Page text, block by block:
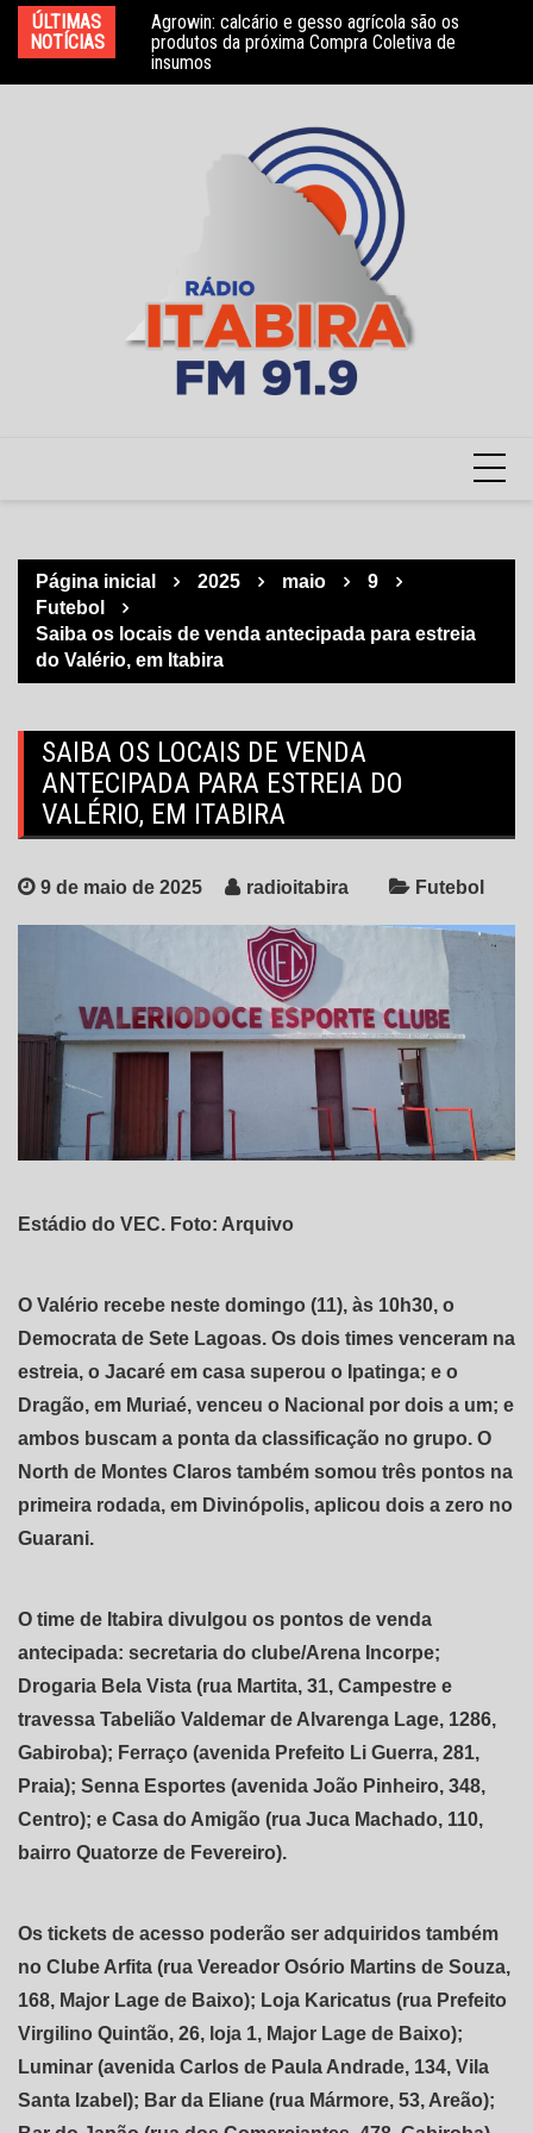
para
conteúdo
ÚLTIMAS
NOTÍCIAS
Agrowin: calcário e gesso agrícola são os
produtos da próxima Compra Coletiva de
insumos
Novo convênio com a Associação Nosso Lar
garante atendimento a crianças com TEA
Página inicial 2025 maio
9
Futebol
Saiba os locais de venda antecipada para estreia
do Valério, em Itabira
SAIBA OS LOCAIS DE VENDA
ANTECIPADA PARA ESTREIA DO
VALÉRIO, EM ITABIRA
9 de maio de 2025 radioitabira Futebol
Estádio do VEC. Foto: Arquivo
O Valério recebe neste domingo (11), às 10h30, o
Democrata de Sete Lagoas. Os dois times venceram na
estreia, o Jacaré em casa superou o Ipatinga; e o
Dragão, em Muriaé, venceu o Nacional por dois a um; e
ambos buscam a ponta da classificação no grupo. O
North de Montes Claros também somou três pontos na
primeira rodada, em Divinópolis, aplicou dois a zero no
Guarani.
O time de Itabira divulgou os pontos de venda
antecipada: secretaria do clube/Arena Incorpe;
Drogaria Bela Vista (rua Martita, 31, Campestre e
travessa Tabelião Valdemar de Alvarenga Lage, 1286,
Gabiroba); Ferraço (avenida Prefeito Li Guerra, 281,
Praia); Senna Esportes (avenida João Pinheiro, 348,
Centro); e Casa do Amigão (rua Juca Machado, 110,
bairro Quatorze de Fevereiro).
Os tickets de acesso poderão ser adquiridos também
no Clube Arfita (rua Vereador Osório Martins de Souza,
168, Major Lage de Baixo); Loja Karicatus (rua Prefeito
Virgilino Quintão, 26, loja 1, Major Lage de Baixo);
Luminar (avenida Carlos de Paula Andrade, 134, Vila
Santa Izabel); Bar da Eliane (rua Mármore, 53, Areão);